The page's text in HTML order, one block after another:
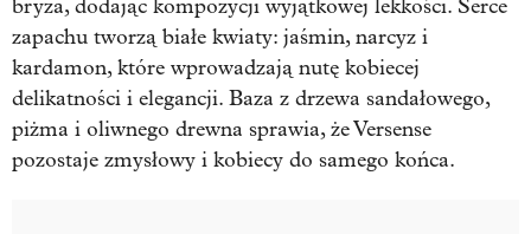
bryza, dodając kompozycji wyjątkowej lekkości. Serce
zapachu tworzą białe kwiaty: jaśmin, narcyz i
kardamon, które wprowadzają nutę kobiecej
delikatności i elegancji. Baza z drzewa sandałowego,
piżma i oliwnego drewna sprawia, że Versense
pozostaje zmysłowy i kobiecy do samego końca.